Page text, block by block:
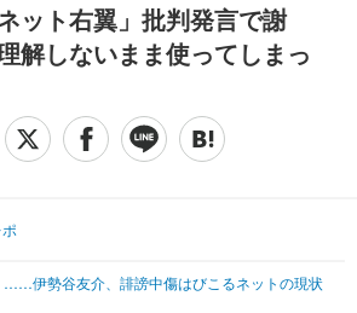
スマートフォン
その他
映画・ドラマ
ブログ
法
ット右翼」批判発言で謝
しないまま使ってしまっ
……伊勢谷友介、誹謗中傷はびこるネットの現状